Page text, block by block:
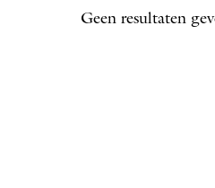
Geen resultaten